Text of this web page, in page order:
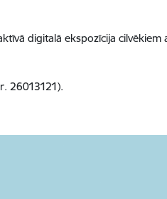
digitalā ekspozīcija cilvēkiem
26013121).